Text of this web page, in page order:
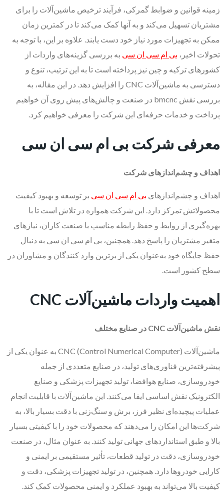
زمینه قوانین و ضوابط گمرکی، فرآیند ترخیص ماشین‌آلات را برای
مشتریان تسهیل می‌کند و به آنها کمک می‌کند تا در کمترین زمان
ممکن به تجهیزات مورد نیاز خود دست یابند. علاوه بر این، با توجه به
تحولات اخیر، بی ام سی ان سی به بررسی گزینه‌های واردات از
کشورهای ترکیه و چین نیز پرداخته است تا به این ترتیب، تنوع و
دسترسی به ماشین‌آلات CNC را افزایش دهد. در این مقاله، به
بررسی نقش bmcnc در صنعت و چالش‌های پیش روی آن خواهیم
پرداخت و خدمات حرفه‌ای این شرکت را معرفی خواهیم کرد.
معرفی شرکت بی ام سی ان سی
اهداف و چشم‌اندازهای شرکت
اهداف و چشم‌اندازهای بی ام سی ان سی بر توسعه و بهبود کیفیت
محصولاتش تمرکز دارد. این شرکت همواره در تلاش است تا با
بهره‌گیری از روابط و حفظ رابطه مناسب با صنعت کاران، نیازهای
متغیر مشتریان را پاسخ دهد. همچنین، بی ام سی ان سی به دنبال
حفظ جایگاه خود به‌عنوان یکی از برترین وارد کنندگان و مشاوران در
سطح کشور است.
اهمیت واردات ماشین‌آلات CNC
نقش ماشین‌آلات CNC در صنایع مختلف
ماشین‌آلات CNC (Control Numerical Computer) به عنوان یکی از
پیشرفته‌ترین فناوری‌های تولید، در صنایع متعددی از جمله
خودروسازی، صنایع هوافضا، تولید تجهیزات پزشکی و صنایع
الکترونیک نقش اساسی ایفا می‌کنند. این ماشین‌آلات با قابلیت انجام
عملیات پیچیده‌ای نظیر فرز، برش و سنگ‌زنی با دقت بسیار بالا، به
شرکت‌ها این امکان را می‌دهند که محصولات خود را با کیفیتی بسیار
بالا و طبق استانداردهای جهانی تولید کنند. به عنوان مثال، در صنعت
خودروسازی، دقت در تولید قطعات، تأثیر مستقیمی بر ایمنی و
کارایی خودروها دارد. همچنین، در تولید تجهیزات پزشکی، دقت و
کیفیت بالا می‌تواند به بهبود عملکرد و ایمنی محصولات کمک کند.